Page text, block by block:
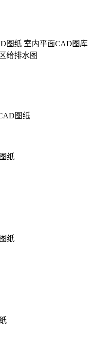
图纸 室内平面CAD图库
给排水图
图纸
纸
纸